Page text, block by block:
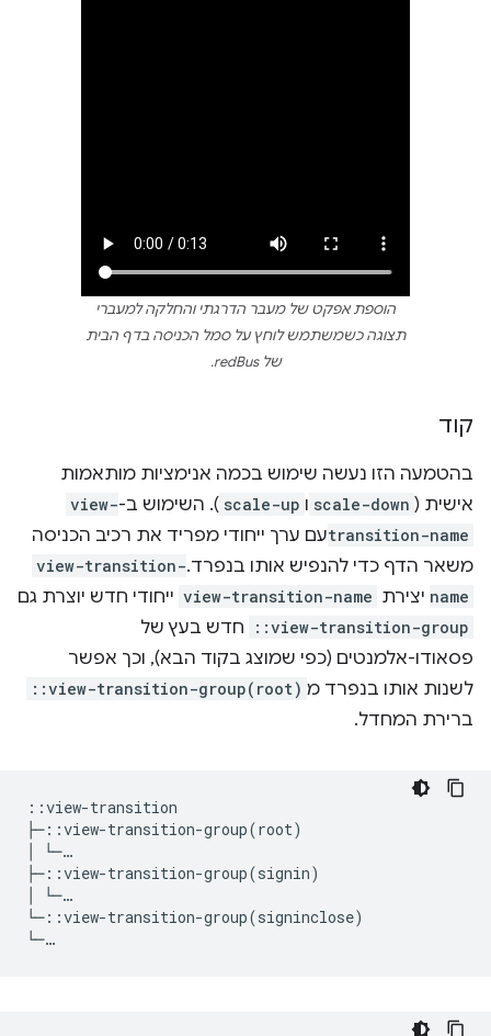
הוספת אפקט של מעבר הדרגתי והחלקה למעברי
תצוגה כשמשתמש לוחץ על סמל הכניסה בדף הבית
של redBus.
קוד
בהטמעה הזו נעשה שימוש בכמה אנימציות מותאמות
אישית ( scale-down ו scale-up ). השימוש ב-view-
transition-nameעם ערך ייחודי מפריד את רכיב הכניסה
משאר הדף כדי להנפיש אותו בנפרד.view-transition-
name יצירת view-transition-name ייחודי חדש יוצרת גם
::view-transition-group
חדש בעץ של
פסאודו-אלמנטים (כפי שמוצג בקוד הבא), וכך אפשר
לשנות אותו בנפרד מ ::view-transition-group(root)
ברירת המחדל.
::view-transition
├─::view-transition-group(root)
│ └─…
├─::view-transition-group(signin)
│ └─…
└─::view-transition-group(signinclose)